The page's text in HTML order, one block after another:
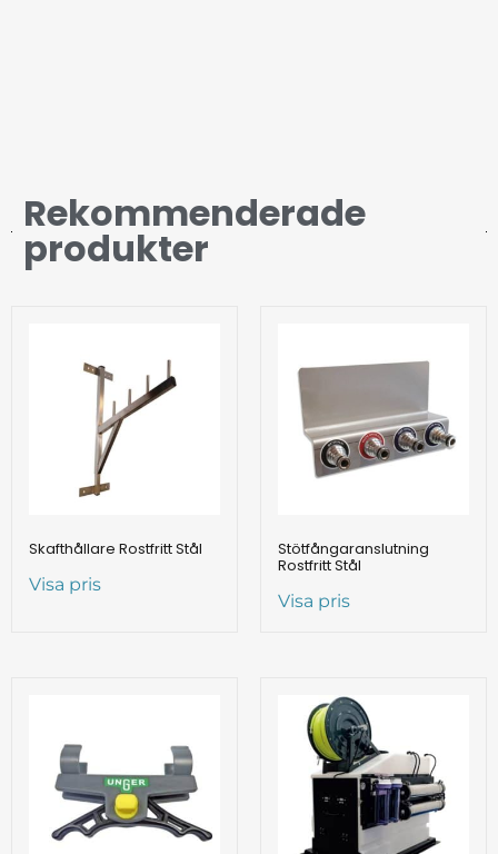
Rekommenderade
produkter
Skafthållare Rostfritt Stål
Visa pris
Stötfångaranslutning
Rostfritt Stål
Visa pris